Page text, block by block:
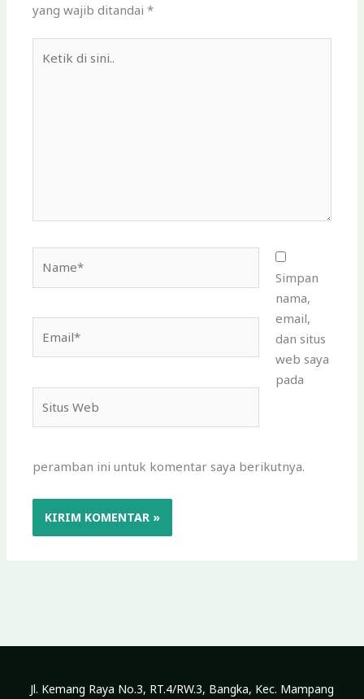
yang wajib ditandai*
Web
Simpan
nama,
email,
dan situs
web saya
pada
peramban ini untuk komentar saya berikutnya.
Jl. Kemang Raya No.3, RT.4/RW.3, Bangka, Kec. Mampang